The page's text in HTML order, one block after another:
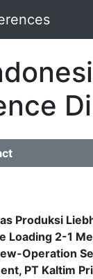
Produksi
Loading 2-1
Operation
PT Kaltim